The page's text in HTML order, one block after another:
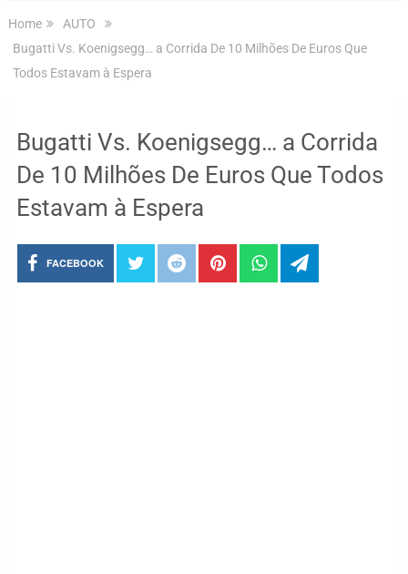
Home
AUTO
Bugatti Vs. Koenigsegg… a Corrida De 10 Milhões De Euros Que
Todos Estavam à Espera
Bugatti Vs. Koenigsegg… a Corrida
De 10 Milhões De Euros Que Todos
Estavam à Espera
FACEBOOK